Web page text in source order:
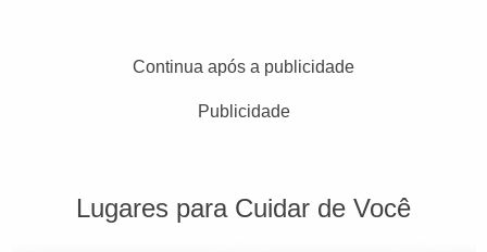
Continua após a publicidade
Publicidade
Lugares para Cuidar de Você